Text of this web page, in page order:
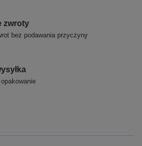
zwroty
bez podawania przyczyny